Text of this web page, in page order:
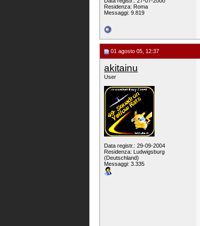
Residenza: Roma
Messaggi: 9.819
01 agosto 05, 12:37
akitainu
User
Data registr.: 29-09-2004
Residenza: Ludwigsburg
(Deutschland)
Messaggi: 3.335